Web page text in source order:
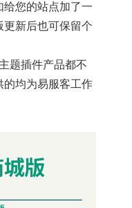
您的站点加了一
更新后也可保留个
题插件产品都不
均为易服客工作